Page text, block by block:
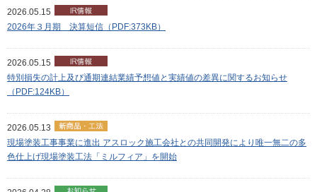
2026.05.15
2026年３月期 決算短信（PDF:373KB）
2026.05.15
特別損失の計上及び通期連結業績予想値と実績値の差異に関するお知らせ
（PDF:124KB）
2026.05.13
現場塗装工事事業に進出 アスロック施工会社との共同開発により唯一無二の多
色仕上げ現場塗装工法「ミルフィア」を開始